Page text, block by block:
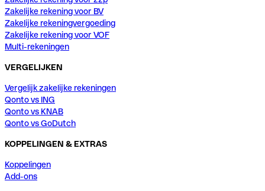
Zakelijke rekening voor BV
Zakelijke rekeningvergoeding
Zakelijke rekening voor VOF
Multi-rekeningen
VERGELIJKEN
Vergelijk zakelijke rekeningen
Qonto vs ING
Qonto vs KNAB
Qonto vs GoDutch
KOPPELINGEN & EXTRAS
Koppelingen
Add-ons